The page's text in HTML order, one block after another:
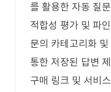
를 활용한 자동 질
적합성 평가 및 파
문의 카테고리화
통한 저장된 답변
구매 링크 및 서비